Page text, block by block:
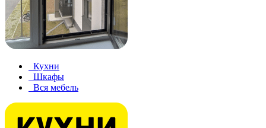
Кухни
Шкафы
Вся мебель